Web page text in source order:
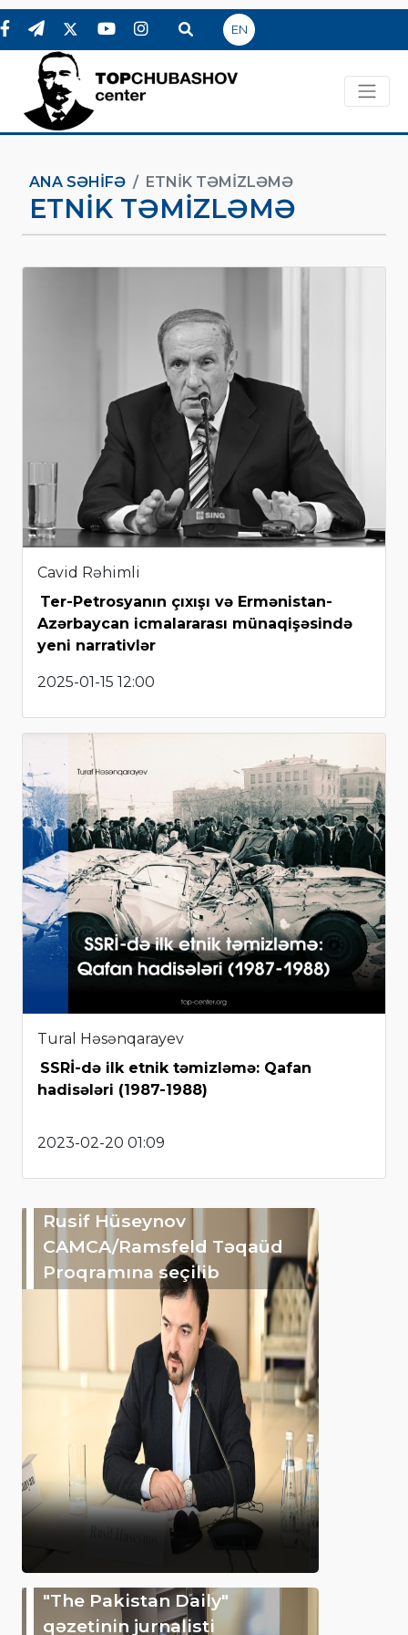
EN
ANA SƏHIFƏ ETNIK TƏMIZLƏMƏ
ETNIK TƏMIZLƏMƏ
Cavid Rəhimli
Ter-Petrosyanın çıxışı və Ermənistan-
Azərbaycan icmalararası münaqişəsində
yeni narrativlər
2025-01-15 12:00
Tural Həsənqarayev
SSRİ-də ilk etnik təmizləmə: Qafan
hadisələri (1987-1988)
2023-02-20 01:09
Rusif Hüseynov
CAMCA/Ramsfeld Təqaüd
Proqramına seçilib
"The Pakistan Daily"
qəzetinin jurnalisti